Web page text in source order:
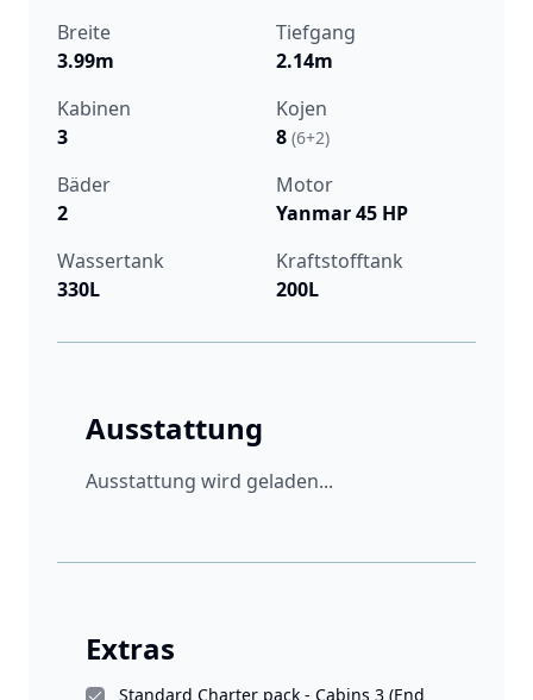
Breite
3.99m
Tiefgang
2.14m
Kabinen
3
Kojen
8 (6+2)
Bäder
2
Motor
Yanmar 45 HP
Wassertank
330L
Kraftstofftank
200L
Ausstattung
Ausstattung wird geladen...
Extras
Standard Charter pack - Cabins 3 (End